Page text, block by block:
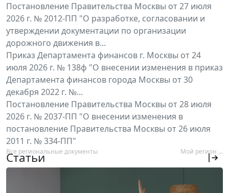
Постановление Правительства Москвы от 27 июля
2026 г. № 2012-ПП "О разработке, согласовании и
утверждении документации по организации
дорожного движения в...
Приказ Департамента финансов г. Москвы от 24
июля 2026 г. № 138ф "О внесении изменения в приказ
Департамента финансов города Москвы от 30
декабря 2022 г. №...
Постановление Правительства Москвы от 28 июля
2026 г. № 2037-ПП "О внесении изменения в
постановление Правительства Москвы от 26 июля
2011 г. № 334-ПП"
Все региональные документы Мой регион ...
Статьи